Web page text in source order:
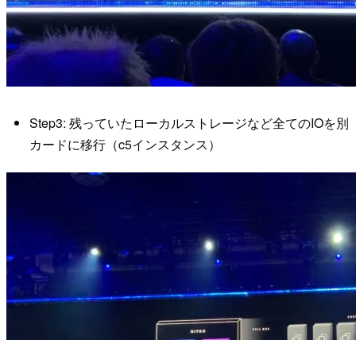
Step3: 残っていたローカルストレージなど全てのIOを別
カードに移行（c5インスタンス）